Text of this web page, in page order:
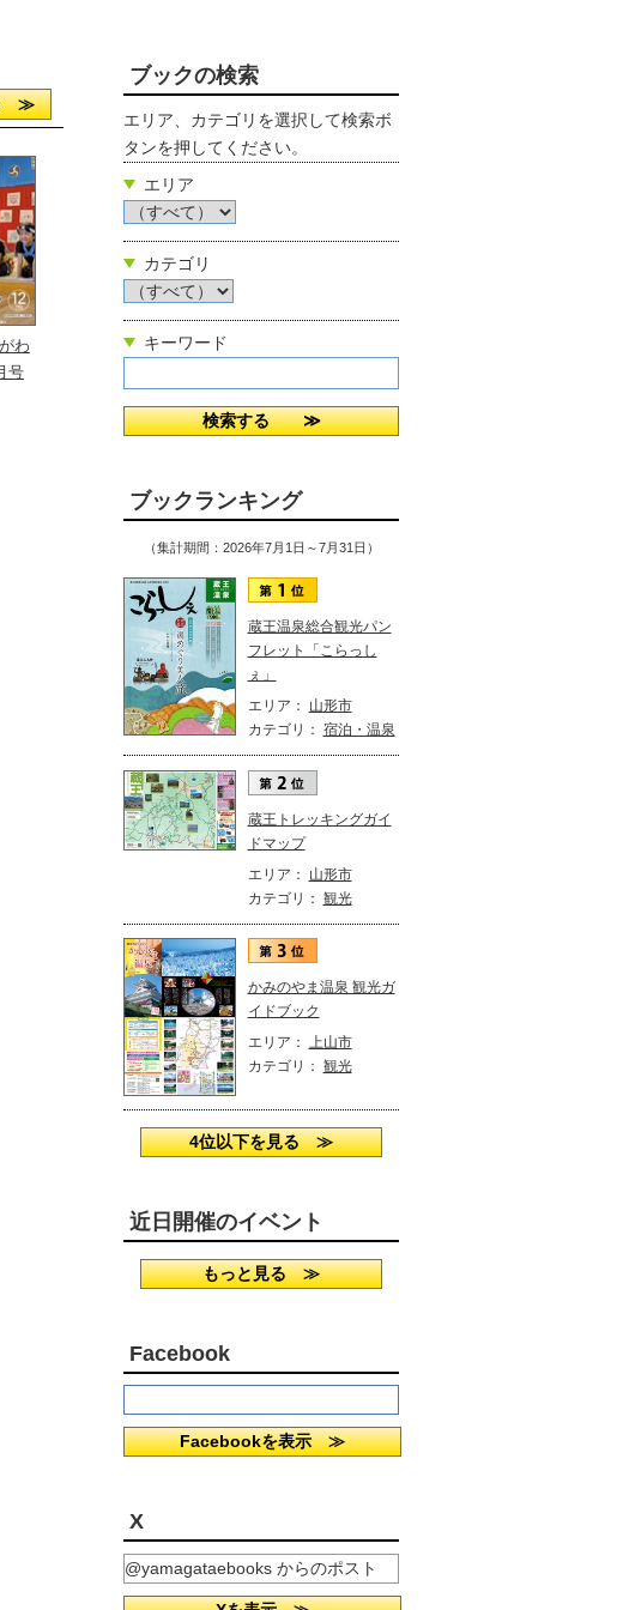
≫
わ
号
ブックの検索
エリア、カテゴリを選択して検索ボ
タンを押してください。
エリア
カテゴリ
キーワード
ブックランキング
（集計期間：2026年7月1日～7月31日）
蔵王温泉総合観光パン
フレット「こらっし
ぇ」
エリア：
山形市
カテゴリ： 宿泊・温泉
蔵王トレッキングガイ
ドマップ
エリア：
山形市
カテゴリ： 観光
かみのやま温泉 観光ガ
イドブック
エリア： 上山市
カテゴリ： 観光
4位以下を見る ≫
近日開催のイベント
もっと見る ≫
Facebook
Facebookを表示 ≫
X
@yamagataebooks からのポスト